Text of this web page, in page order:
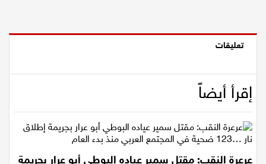
فن
إقرأ أيضاً